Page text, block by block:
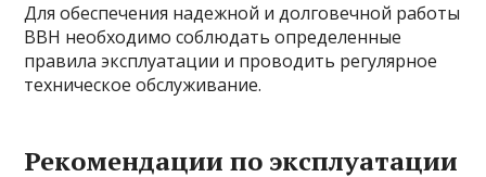
Для обеспечения надежной и долговечной работы
ВВН необходимо соблюдать определенные
правила эксплуатации и проводить регулярное
техническое обслуживание.
Рекомендации по эксплуатации